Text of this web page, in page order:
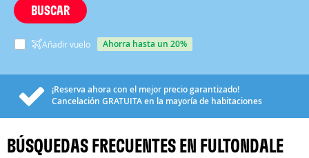
BUSCAR
Añadir vuelo ahorra hasta un 20%
¡Reserva ahora con el mejor precio garantizado!
Cancelación GRATUITAen la mayoría de habitaciones
BÚSQUEDAS FRECUENTES EN FULTONDALE